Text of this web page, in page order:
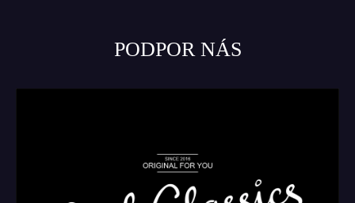
PODPOR NÁS